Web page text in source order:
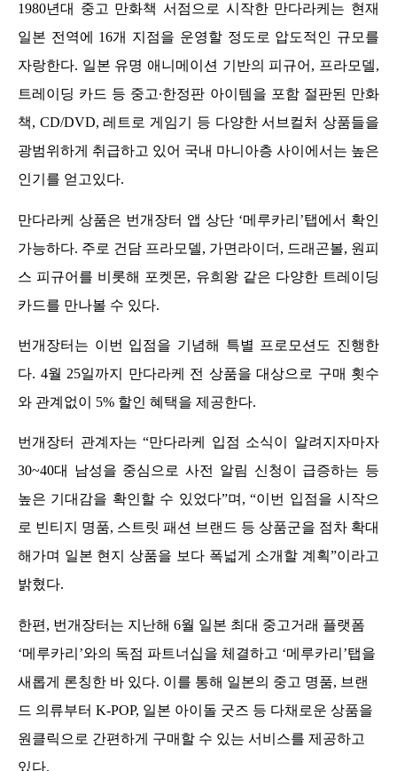
1980년대 중고 만화책 서점으로 시작한 만다라케는 현재
일본 전역에 16개 지점을 운영할 정도로 압도적인 규모를
자랑한다. 일본 유명 애니메이션 기반의 피규어, 프라모델,
트레이딩 카드 등 중고∙한정판 아이템을 포함 절판된 만화
책, CD/DVD, 레트로 게임기 등 다양한 서브컬처 상품들을
광범위하게 취급하고 있어 국내 마니 아층 사이에서는 높은
인기를 얻고있다.
만다라케 상품은 번개장터 앱 상단 ‘메루카리’탭에서 확인
가능하다. 주로 건담 프라모델, 가면라이더, 드래곤볼, 원피
스 피규어를 비롯해 포켓몬, 유희왕 같은 다양한 트레이딩
카드를 만나볼 수 있다.
번개장터는 이번 입점을 기념해 특별 프로모션도 진행한
다. 4월 25일까지 만다라케 전 상품을 대상으로 구매 횟수
와 관계없이 5% 할인 혜택을 제공한다.
번개장터 관계자는 “만다라케 입점 소식이 알려지자마자
30~40대 남성을 중심으로 사전 알림 신청이 급증하는 등
높은 기대감을 확인할 수 있었다”며, “이번 입점을 시작으
로 빈티지 명품, 스트릿 패션 브랜드 등 상품군을 점차 확대
해가며 일본 현지 상품을 보다 폭넓게 소개할 계획”이라고
밝혔다.
한편, 번개장터는 지난해 6월 일본 최대 중고거래 플랫폼
‘메루카리’와의 독점 파트너십을 체결하고 ‘메루카리’탭을
새롭게 론칭한 바 있다. 이를 통해 일본의 중고 명품, 브랜
드 의류부터 K-POP, 일본 아이돌 굿즈 등 다채로운 상품을
원클릭으로 간편하게 구매할 수 있는 서비스를 제공하고
있다.